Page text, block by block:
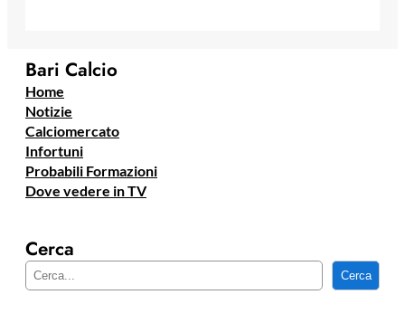
Bari Calcio
Home
Notizie
Calciomercato
Infortuni
Probabili Formazioni
Dove vedere in TV
Cerca
e
Cerca